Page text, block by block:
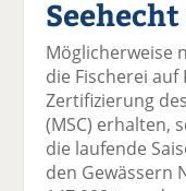
Möglicherweise
die Fischerei auf
Zertifizierung
(MSC) erhalten,
die laufende
den Gewässern